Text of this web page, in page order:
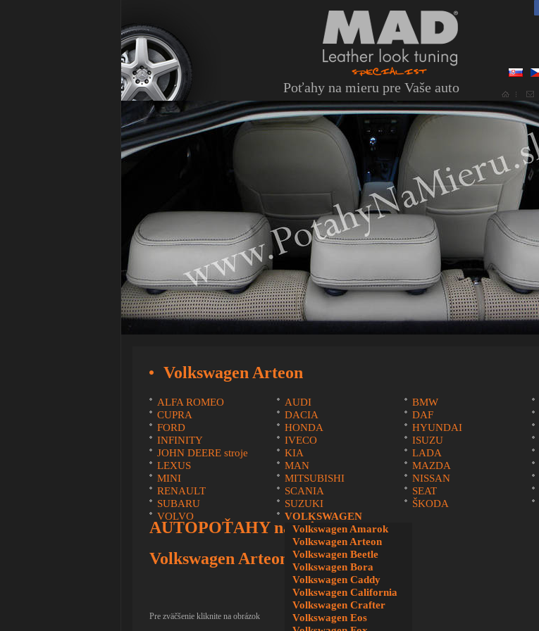
Poťahy na mieru pre Vaše auto
Volkswagen Arteon
ALFA ROMEO AUDI BMW
CUPRA
DACIA DAF
FORD
HONDA HYUNDAI
INFINITY
IVECO ISUZU
JOHN DEERE stroje
KIA LADA
LEXUS
MAN MAZDA
MINI
MITSUBISHI NISSAN
RENAULT
SCANIA SEAT
SUBARU
SUZUKI ŠKODA
VOLVO
VOLKSWAGEN
Volkswagen Amarok
Volkswagen Arteon
Volkswagen Beetle
Volkswagen Bora
Volkswagen Caddy
Volkswagen California
Volkswagen Crafter
Volkswagen Eos
AUTOPOŤAHY na mieru
Volkswagen Arteon
Pre zväčšenie kliknite na obrázok